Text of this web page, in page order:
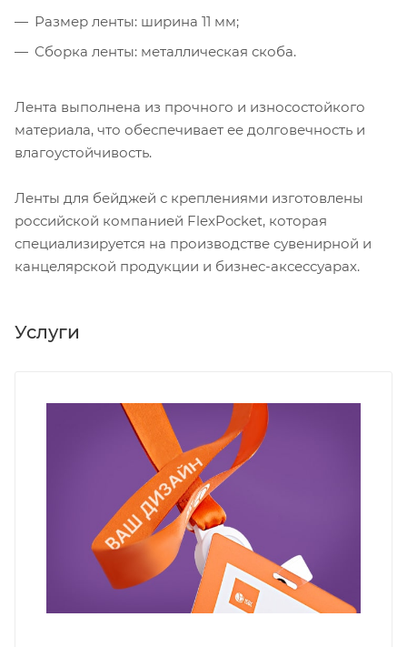
Размер ленты: ширина 11 мм;
Сборка ленты: металлическая скоба.
Лента выполнена из прочного и износостойкого
материала, что обеспечивает ее долговечность и
влагоустойчивость.
Ленты для бейджей с креплениями изготовлены
российской компанией FlexPocket, которая
специализируется на производстве сувенирной и
канцелярской продукции и бизнес-аксессуарах.
Услуги